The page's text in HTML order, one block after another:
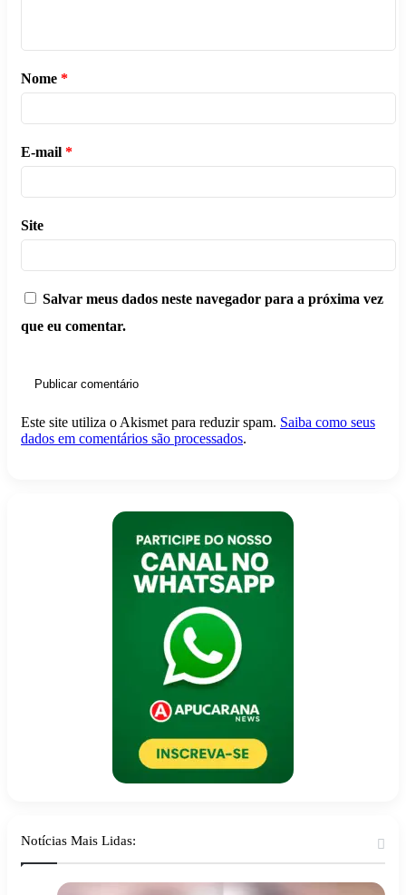
Nome *
E-mail *
Site
Salvar meus dados neste navegador para a próxima vez
que eu comentar.
Este site utiliza o Akismet para reduzir spam. Saiba como seus
dados em comentários são processados.
Notícias Mais Lidas: